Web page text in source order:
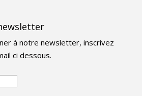
à notre newsletter, inscrivez
ci dessous.